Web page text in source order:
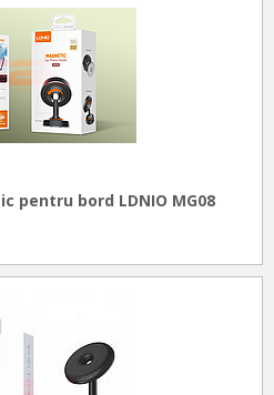
pentru bord LDNIO MG08